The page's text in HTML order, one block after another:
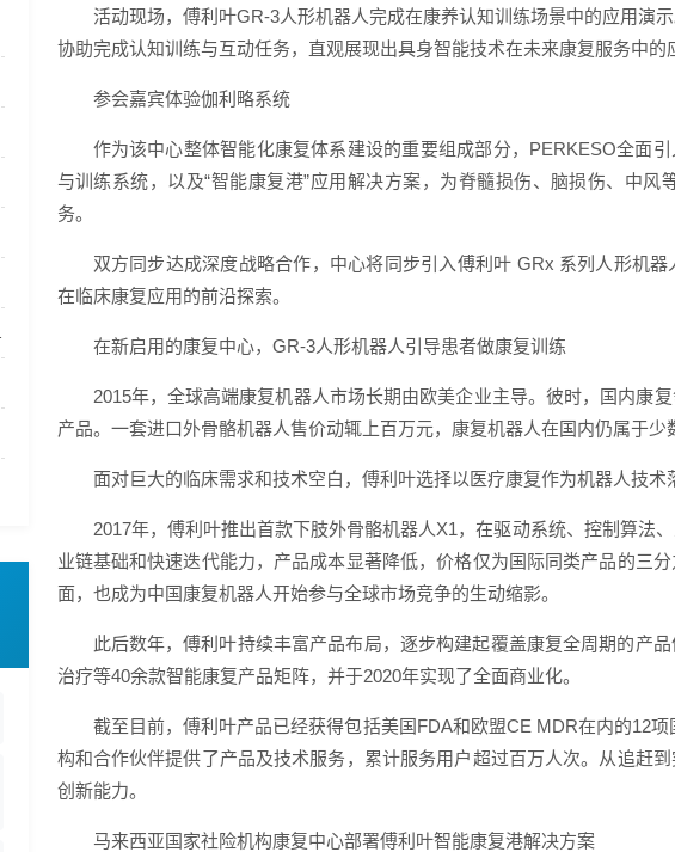
活动现场，傅利叶GR-3人形机器人完成在康养认知训练场景中的应用演
协助完成认知训练与互动任务，直观展现出具身智能技术在未来康复服务中的
参会嘉宾体验伽利略系统
作为该中心整体智能化康复体系建设的重要组成部分，PERKESO全面
与训练系统，以及“智能康复港”应用解决方案，为脊髓损伤、脑损伤、中
务。
双方同步达成深度战略合作，中心将同步引入傅利叶 GRx 系列人形机
在临床康复应用的前沿探索。
在新启用的康复中心，GR-3人形机器人引导患者做康复训练
2015年，全球高端康复机器人市场长期由欧美企业主导。彼时，国内康
产品。一套进口外骨骼机器人售价动辄上百万元，康复机器人在国内仍属于少
面对巨大的临床需求和技术空白，傅利叶选择以医疗康复作为机器人技术
2017年，傅利叶推出首款下肢外骨骼机器人X1，在驱动系统、控制算法
业链基础和快速迭代能力，产品成本显著降低，价格仅为国际同类产品的三
面，也成为中国康复机器人开始参与全球市场竞争的生动缩影。
此后数年，傅利叶持续丰富产品布局，逐步构建起覆盖康复全周期的产
治疗等40余款智能康复产品矩阵，并于2020年实现了全面商业化。
截至目前，傅利叶产品已经获得包括美国FDA和欧盟CE MDR在内的12
构和合作伙伴提供了产品及技术服务，累计服务用户超过百万人次。从追赶
创新能力。
马来西亚国家社险机构康复中心部署傅利叶智能康复港解决方案